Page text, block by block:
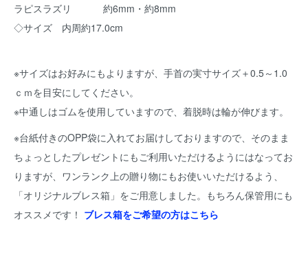
ラピスラズリ 約6mm・約8mm
◇サイズ 内周約17.0cm
※サイズはお好みにもよりますが、手首の実寸サイズ＋0.5～1.0
ｃｍを目安にしてください。
※中通しはゴムを使用していますので、着脱時は輪が伸びます。
※台紙付きのOPP袋に入れてお届けしておりますので、そのまま
ちょっとしたプレゼントにもご利用いただけるようにはなってお
りますが、ワンランク上の贈り物にもお使いいただけるよう、
「オリジナルブレス箱」をご用意しました。もちろん保管用にも
オススメです！ ブレス箱をご希望の方はこちら